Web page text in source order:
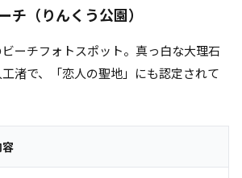
チ（りんくう公園）
ーチフォトスポット。真っ白な大理石
渚で、「恋人の聖地」にも認定されて
容